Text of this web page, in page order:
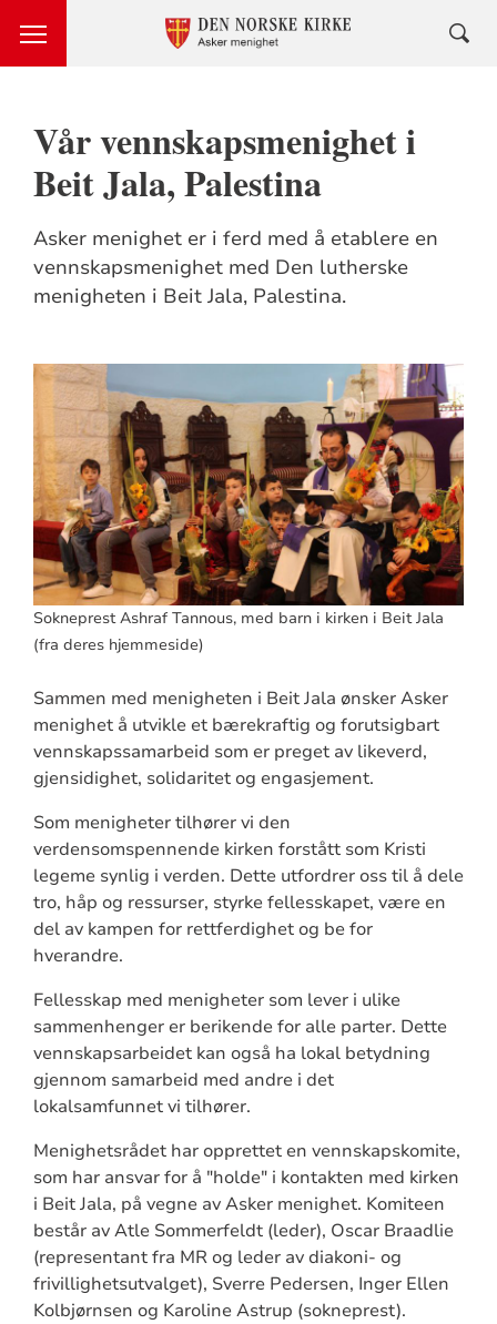
Vår vennskapsmenighet i
Beit Jala, Palestina
Asker menighet er i ferd med å etablere en
vennskapsmenighet med Den lutherske
menigheten i Beit Jala, Palestina.
Sokneprest Ashraf Tannous, med barn i kirken i Beit Jala
(fra deres hjemmeside)
Sammen med menigheten i Beit Jala ønsker Asker
menighet å utvikle et bærekraftig og forutsigbart
vennskapssamarbeid som er preget av likeverd,
gjensidighet, solidaritet og engasjement.
Som menigheter tilhører vi den
verdensomspennende kirken forstått som Kristi
legeme synlig i verden. Dette utfordrer oss til å dele
tro, håp og ressurser, styrke fellesskapet, være en
del av kampen for rettferdighet og be for
hverandre.
Fellesskap med menigheter som lever i ulike
sammenhenger er berikende for alle parter. Dette
vennskapsarbeidet kan også ha lokal betydning
gjennom samarbeid med andre i det
lokalsamfunnet vi tilhører.
Menighetsrådet har opprettet en vennskapskomite,
som har ansvar for å "holde" i kontakten med kirken
i Beit Jala, på vegne av Asker menighet. Komiteen
består av Atle Sommerfeldt (leder), Oscar Braadlie
(representant fra MR og leder av diakoni- og
frivillighetsutvalget), Sverre Pedersen, Inger Ellen
Kolbjørnsen og Karoline Astrup (sokneprest).